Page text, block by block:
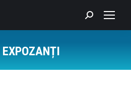
Search:
EXPOZANȚI